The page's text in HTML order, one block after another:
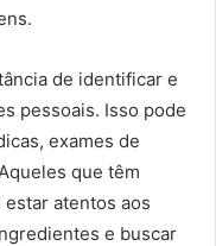
de identificar e
pessoais. Isso pode
exames de
que têm
atentos aos
e buscar